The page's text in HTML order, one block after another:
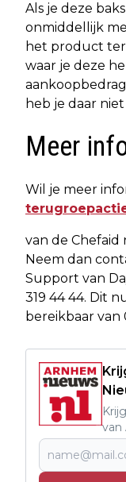
Als je deze
onmiddellijk
het product
waar je deze
heb je daar
Meer
Wil je meer
van de Chefaid
Neem dan
Support van
319 44 44. Dit
bereikbaar van
van